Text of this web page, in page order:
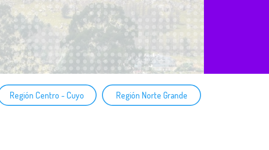
Región Centro - Cuyo Región Norte Grande